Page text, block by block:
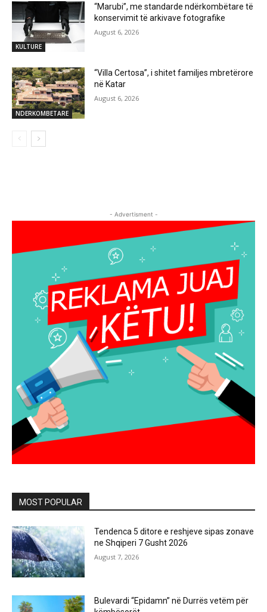
KULTURE
“Marubi”, me standarde ndërkombëtare të
konservimit të arkivave fotografike
August 6, 2026
NDERKOMBETARE
“Villa Certosa”, i shitet familjes mbretërore
në Katar
August 6, 2026
- Advertisment -
MOST POPULAR
Tendenca 5 ditore e reshjeve sipas zonave
ne Shqiperi 7 Gusht 2026
August 7, 2026
Bulevardi “Epidamn” në Durrës vetëm për